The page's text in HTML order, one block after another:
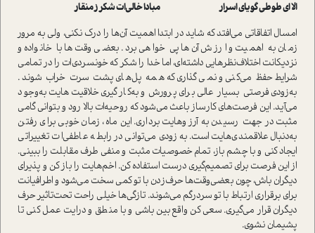
الا ای طوطی گویای اسرار مبادا خالی‌ات شکر ز منقار
امسال اتفاقاتی می‌افتد که شاید در ابتدا اهمیت آن‌ها را درک نکنی، ولی به‌ مرور‌
زمان به اهمیت و ارزش آن‌ها پی خواهی برد. بعضی‌ وقت‌ها با خانواده و
نزدیکانت اختلاف‌نظرهایی داشته‌ای، اما خدا را شکر که خونسردی‌ات را در تمامی
شرایط حفظ می‌کنی و نمی‌گذاری که همه پل‌های پشت سرت خراب شوند.
به‌زودی فرصتی بسیار عالی برای پرورش و به‌کارگیری خلاقیت‌هایت به‌وجود
می‌آید. این فرصت‌های کارساز باعث می‌شود که روحیه‌ات بالا رود و بتوانی گامی
مثبت در جهت رسیدن به آرزوهایت برداری. این ماه، زمان خوبی برای رفتن
به‌دنبال علاقمندی‌هایت است. به‌زودی می‌توانی در رابطه عاطفی‌ات تغییراتی
ایجاد کنی و با چشم باز، تمام خصوصیات مثبت و منفی طرف مقابلت را ببینی.
از این فرصت برای تصمیم‌گیری درست استفاده کن. اخم‌هایت را باز کن و پذیرای
دیگران باش، چون بعضی‌وقت‌ها حرف‌زدن با تو کمی سخت می‌شود و اطرافیانت
برای برقراری ارتباط با تو سردرگم می‌شوند. تازگی‌ها خیلی راحت تحت‌تاثیر حرف
دیگران قرار می‌گیری. سعی کن واقع‌بین باشی و با منطق و درایت عمل کنی تا
پشیمان نشوی.